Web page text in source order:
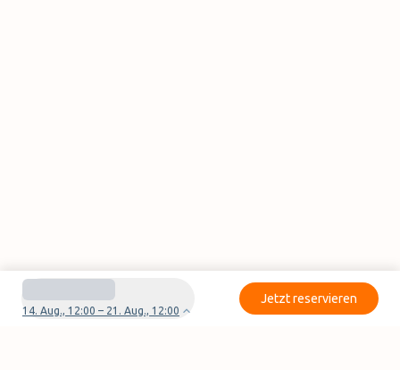
14. Aug., 12:00 – 21. Aug., 12:00
Jetzt reservieren